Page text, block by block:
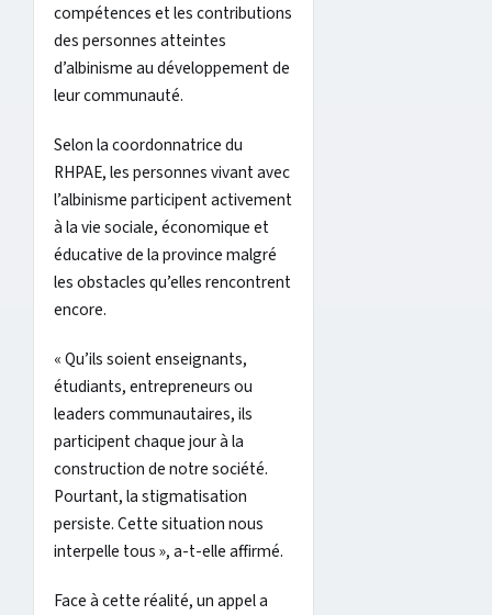
compétences et les contributions
des personnes atteintes
d’albinisme au développement de
leur communauté.
Selon la coordonnatrice du
RHPAE, les personnes vivant avec
l’albinisme participent activement
à la vie sociale, économique et
éducative de la province malgré
les obstacles qu’elles rencontrent
encore.
« Qu’ils soient enseignants,
étudiants, entrepreneurs ou
leaders communautaires, ils
participent chaque jour à la
construction de notre société.
Pourtant, la stigmatisation
persiste. Cette situation nous
interpelle tous », a-t-elle affirmé.
Face à cette réalité, un appel a